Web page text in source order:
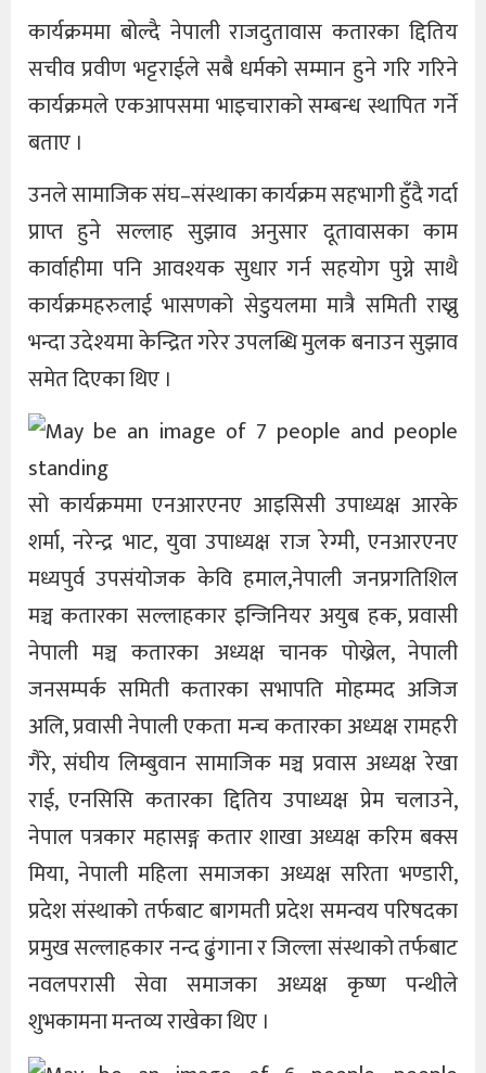
कार्यक्रममा बोल्दै नेपाली राजदुतावास कतारका द्दितिय
सचीव प्रवीण भट्टराईले सबै धर्मको सम्मान हुने गरि गरिने
कार्यक्रमले एकआपसमा भाइचाराको सम्बन्ध स्थापित गर्ने
बताए ।
उनले सामाजिक संघ–संस्थाका कार्यक्रम सहभागी हुँदै गर्दा
प्राप्त हुने सल्लाह सुझाव अनुसार दूतावासका काम
कार्वाहीमा पनि आवश्यक सुधार गर्न सहयोग पुग्ने साथै
कार्यक्रमहरुलाई भासणको सेडुयलमा मात्रै समिती राख्नु
भन्दा उदेश्यमा केन्द्रित गरेर उपलब्धि मुलक बनाउन सुझाव
समेत दिएका थिए ।
सो कार्यक्रममा एनआरएनए आइसिसी उपाध्यक्ष आरके
शर्मा, नरेन्द्र भाट, युवा उपाध्यक्ष राज रेग्मी, एनआरएनए
मध्यपुर्व उपसंयोजक केवि हमाल,नेपाली जनप्रगतिशिल
मञ्च कतारका सल्लाहकार इन्जिनियर अयुब हक, प्रवासी
नेपाली मञ्च कतारका अध्यक्ष चानक पोख्रेल, नेपाली
जनसम्पर्क समिती कतारका सभापति मोहम्मद अजिज
अलि, प्रवासी नेपाली एकता मन्च कतारका अध्यक्ष रामहरी
गैरे, संघीय लिम्बुवान सामाजिक मञ्च प्रवास अध्यक्ष रेखा
राई, एनसिसि कतारका द्दितिय उपाध्यक्ष प्रेम चलाउने,
नेपाल पत्रकार महासङ्ग कतार शाखा अध्यक्ष करिम बक्स
मिया, नेपाली महिला समाजका अध्यक्ष सरिता भण्डारी,
प्रदेश संस्थाको तर्फबाट बागमती प्रदेश समन्वय परिषदका
प्रमुख सल्लाहकार नन्द ढुंगाना र जिल्ला संस्थाको तर्फबाट
नवलपरासी सेवा समाजका अध्यक्ष कृष्ण पन्थीले
शुभकामना मन्तव्य राखेका थिए ।